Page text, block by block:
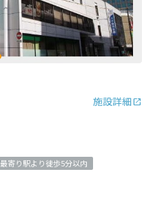
施設詳細
最寄り駅より徒歩5分以内